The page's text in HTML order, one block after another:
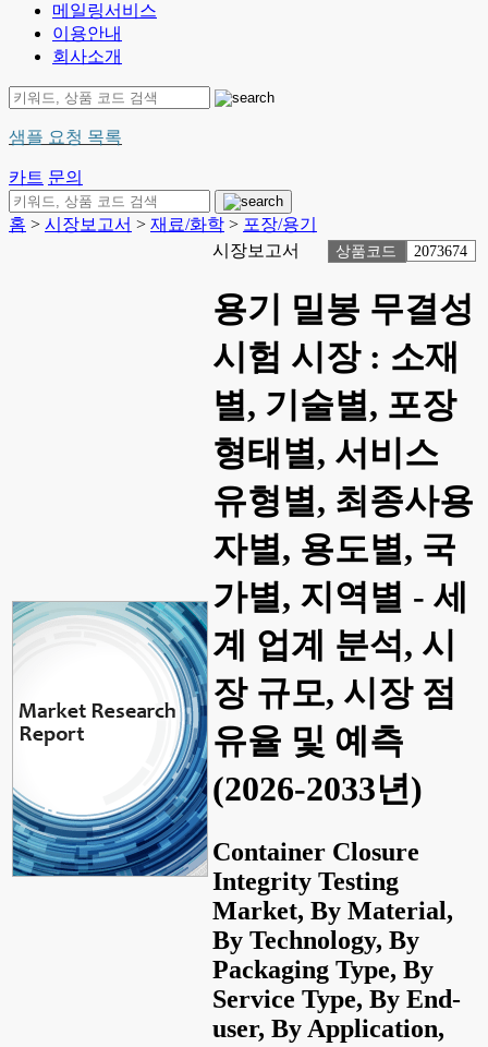
메일링서비스
이용안내
회사소개
샘플 요청 목록
카트 문의
홈 > 시장보고서 > 재료/화학 > 포장/용기
시장보고서
상품코드 2073674
용기 밀봉 무결성
시험 시장 : 소재
별, 기술별, 포장
형태별, 서비스
유형별, 최종사용
자별, 용도별, 국
가별, 지역별 - 세
계 업계 분석, 시
장 규모, 시장 점
유율 및 예측
(2026-2033년)
Container Closure
Integrity Testing
Market, By Material,
By Technology, By
Packaging Type, By
Service Type, By End-
user, By Application,